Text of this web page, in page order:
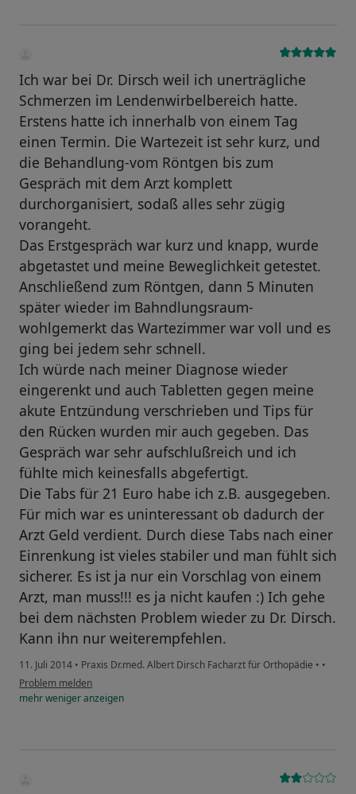
Ich war bei Dr. Dirsch weil ich unerträgliche
Schmerzen im Lendenwirbelbereich hatte.
Erstens hatte ich innerhalb von einem Tag
einen Termin. Die Wartezeit ist sehr kurz, und
die Behandlung-vom Röntgen bis zum
Gespräch mit dem Arzt komplett
durchorganisiert, sodaß alles sehr zügig
vorangeht.
Das Erstgespräch war kurz und knapp, wurde
abgetastet und meine Beweglichkeit getestet.
Anschließend zum Röntgen, dann 5 Minuten
später wieder im Bahndlungsraum-
wohlgemerkt das Wartezimmer war voll und es
ging bei jedem sehr schnell.
Ich würde nach meiner Diagnose wieder
eingerenkt und auch Tabletten gegen meine
akute Entzündung verschrieben und Tips für
den Rücken wurden mir auch gegeben. Das
Gespräch war sehr aufschlußreich und ich
fühlte mich keinesfalls abgefertigt.
Die Tabs für 21 Euro habe ich z.B. ausgegeben.
Für mich war es uninteressant ob dadurch der
Arzt Geld verdient. Durch diese Tabs nach einer
Einrenkung ist vieles stabiler und man fühlt sich
sicherer. Es ist ja nur ein Vorschlag von einem
Arzt, man muss!!! es ja nicht kaufen :) Ich gehe
bei dem nächsten Problem wieder zu Dr. Dirsch.
Kann ihn nur weiterempfehlen.
11. Juli 2014 • Praxis Dr.med. Albert Dirsch Facharzt für Orthopädie • •
Problem melden
mehrwenigeranzeigen